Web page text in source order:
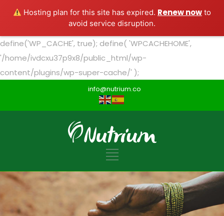
Hosting plan for this site has expired. Renew now to
avoid service disruption.
define('WP_CACHE', true); define( 'WPCACHEHOME',
'/home/ivdcxu37p9x8/public_html/wp-
content/plugins/wp-super-cache/' );
info@nutrium.co